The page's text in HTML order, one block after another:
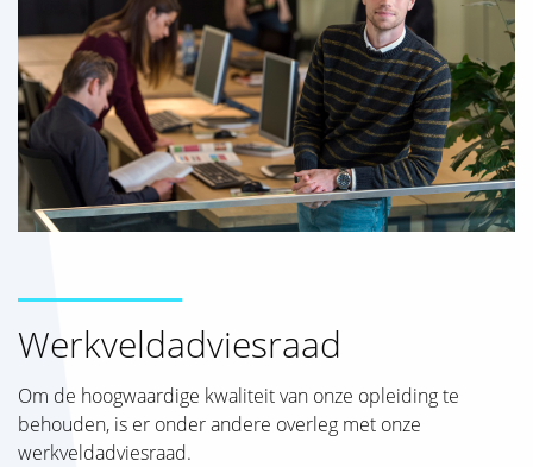
Werkveldadviesraad
Om de hoogwaardige kwaliteit van onze opleiding te
behouden, is er onder andere overleg met onze
werkveldadviesraad.